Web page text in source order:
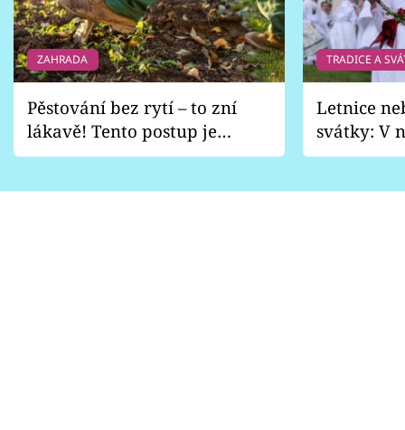
ZAHRADA
Pěstování bez rytí – to zní
lákavě! Tento postup je
vhodný jen pro některé
TRADICE A
Letnice
svátky: V
pondělí